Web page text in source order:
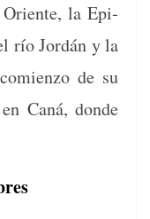
Ori­ente, la Epi­
río Jordán y la
de su
Caná, donde